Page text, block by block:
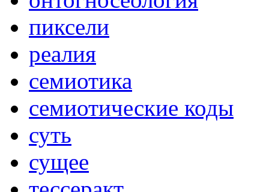
пиксели
реалия
семиотика
семиотические коды
суть
сущее